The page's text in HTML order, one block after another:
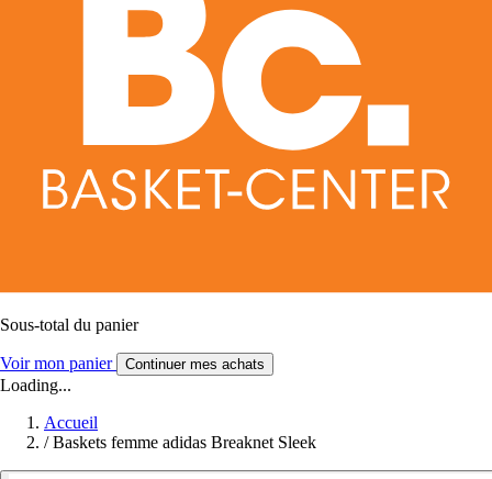
Sous-total du panier
Voir mon panier Continuer mes achats
Loading...
Accueil
/ Baskets femme adidas Breaknet Sleek